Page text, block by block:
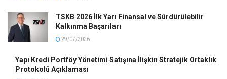
TSKB 2026 İlk Yarı Finansal ve Sürdürülebilir
Kalkınma Başarıları
29/07/2026
Yapı Kredi Portföy Yönetimi Satışına İlişkin Stratejik Ortaklık
Protokolü Açıklaması